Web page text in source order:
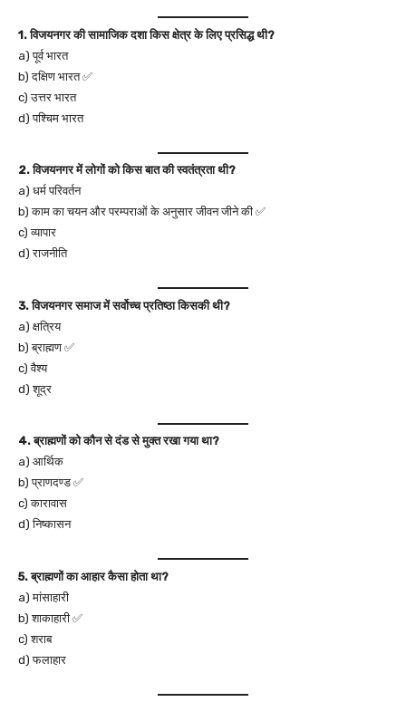
1. विजयनगर की सामाजिक दशा किस क्षेत्र के लिए प्रसिद्ध थी?
a) पूर्व भारत
b) दक्षिण भारत ✅
c) उत्तर भारत
d) पश्चिम भारत
2. विजयनगर में लोगों को किस बात की स्वतंत्रता थी?
a) धर्म परिवर्तन
b) काम का चयन और परम्पराओं के अनुसार जीवन जीने की ✅
c) व्यापार
d) राजनीति
3. विजयनगर समाज में सर्वोच्च प्रतिष्ठा किसकी थी?
a) क्षत्रिय
b) ब्राह्मण ✅
c) वैश्य
d) शूद्र
4. ब्राह्मणों को कौन से दंड से मुक्त रखा गया था?
a) आर्थिक
b) प्राणदण्ड ✅
c) कारावास
d) निष्कासन
5. ब्राह्मणों का आहार कैसा होता था?
a) मांसाहारी
b) शाकाहारी ✅
c) शराब
d) फलाहार